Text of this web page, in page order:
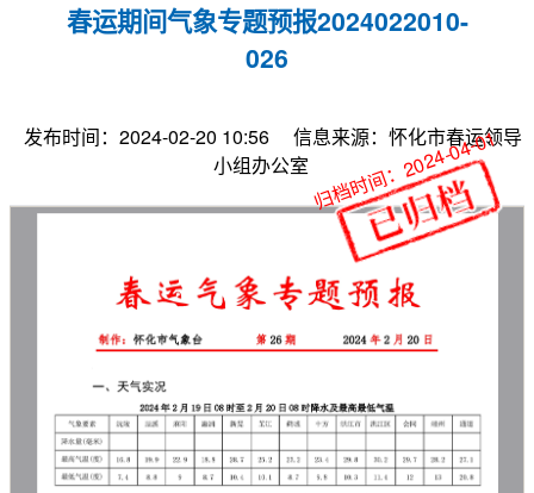
春运期间气象专题预报2024022010-
026
发布时间：2024-02-20 10:56
信息来源：怀化市春运领导
小组办公室归档时间：2024-04-01